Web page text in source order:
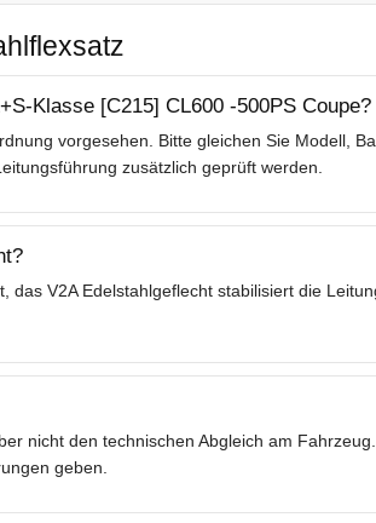
Klasse [C215] CL600 -500PS Coupe?
vorgesehen. Bitte gleichen Sie Modell,
zusätzlich geprüft werden.
das V2A Edelstahlgeflecht stabilisiert die
nicht den technischen Abgleich am
geben.